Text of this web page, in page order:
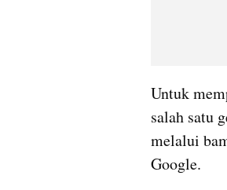
Untuk
salah satu
melalui
Google.